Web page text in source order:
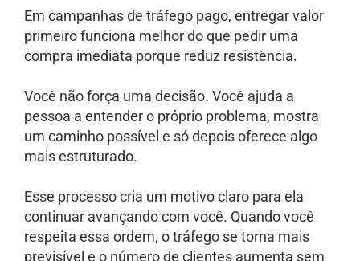
Em campanhas de tráfego pago, entregar valor
primeiro funciona melhor do que pedir uma
compra imediata porque reduz resistência.
Você não força uma decisão. Você ajuda a
pessoa a entender o próprio problema, mostra
um caminho possível e só depois oferece algo
mais estruturado.
Esse processo cria um motivo claro para ela
continuar avançando com você. Quando você
respeita essa ordem, o tráfego se torna mais
previsível e o número de clientes aumenta sem